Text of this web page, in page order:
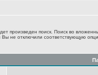
произведен поиск. Поиск во
Вы не отключили соответствующую